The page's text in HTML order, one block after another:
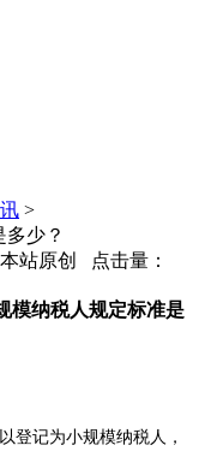
>
少？
站原创 点击量：
模纳税人规定标准是
登记为小规模纳税人，